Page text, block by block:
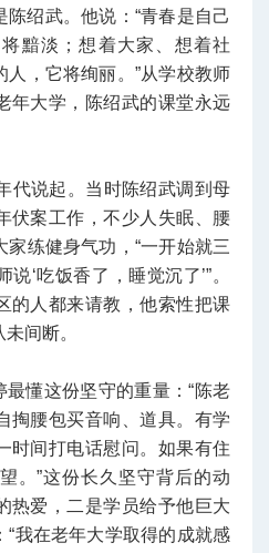
绍武。他说：“青春是自己
黯淡；想着大家、想着社
，它将绚丽。”从学校教师
年大学，陈绍武的课堂永远
代说起。当时陈绍武调到母
伏案工作，不少人失眠、腰
练健身气功，“一开始就三
‘吃饭香了，睡觉沉了’”。
的人都来请教，他索性把课
间断。
懂这份坚守的重量：“陈老
掏腰包买音响、道具。有学
时间打电话慰问。如果有住
。”这份长久坚守背后的动
热爱，二是学员给予他巨大
“我在老年大学取得的成就感